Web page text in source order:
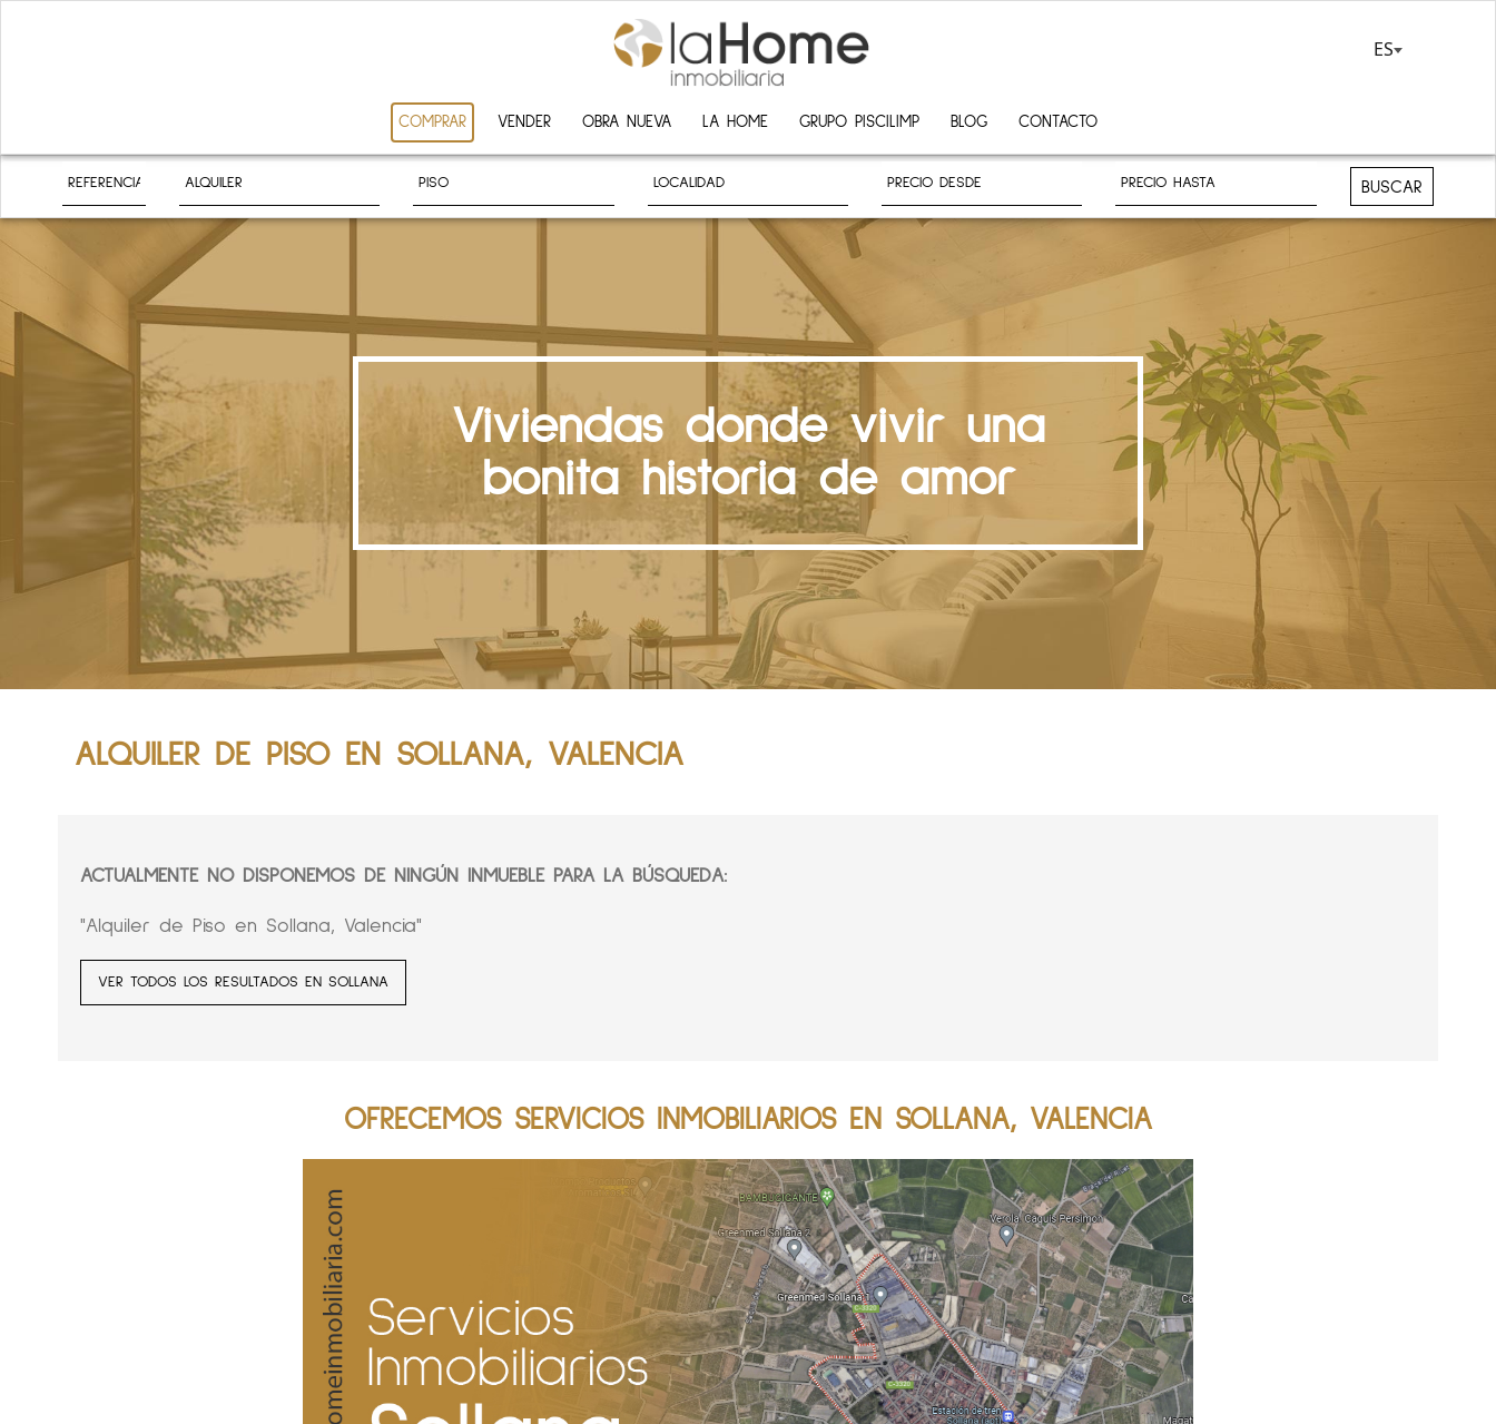
ES
COMPRAR VENDER OBRA NUEVA LA HOME GRUPO PISCILIMP BLOG CONTACTO
BUSCAR
Viviendas donde vivir una
bonita historia de amor
ALQUILER DE PISO EN SOLLANA, VALENCIA
ACTUALMENTE NO DISPONEMOS DE NINGÚN INMUEBLE PARA LA BÚSQUEDA:
"Alquiler de Piso en Sollana, Valencia"
VER TODOS LOS RESULTADOS EN SOLLANA
OFRECEMOS SERVICIOS INMOBILIARIOS EN SOLLANA, VALENCIA